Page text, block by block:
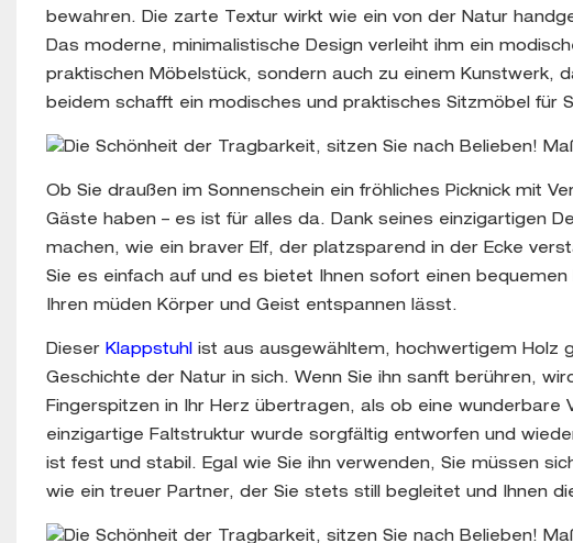
bewahren. Die zarte Textur wirkt wie ein von der Natur
Das moderne, minimalistische Design verleiht ihm ein
praktischen Möbelstück, sondern auch zu einem Kunstwerk,
beidem schafft ein modisches und praktisches Sitzmöbel für
Ob Sie draußen im Sonnenschein ein fröhliches Picknick mit
Gäste haben – es ist für alles da. Dank seines einzigartigen
machen, wie ein braver Elf, der platzsparend in der Ecke
Sie es einfach auf und es bietet Ihnen sofort einen
Ihren müden Körper und Geist entspannen lässt.
Dieser Klappstuhlist aus ausgewähltem, hochwertigem Holz
Geschichte der Natur in sich. Wenn Sie ihn sanft berühren,
Fingerspitzen in Ihr Herz übertragen, als ob eine wunderbare
einzigartige Faltstruktur wurde sorgfältig entworfen und
ist fest und stabil. Egal wie Sie ihn verwenden, Sie müssen
wie ein treuer Partner, der Sie stets still begleitet und Ihnen